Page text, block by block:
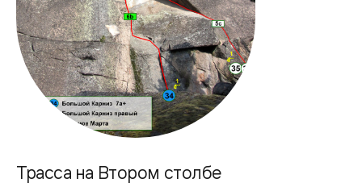
Трасса на Втором столбе